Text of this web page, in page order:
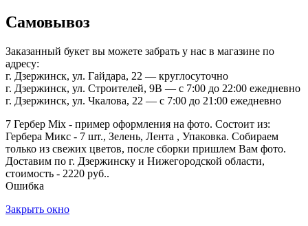
Самовывоз
Заказанный букет вы можете забрать у нас в магазине по
адресу:
г. Дзержинск, ул. Гайдара, 22 — круглосуточно
г. Дзержинск, ул. Строителей, 9В — с 7:00 до 22:00 ежедневно
г. Дзержинск, ул. Чкалова, 22 — с 7:00 до 21:00 ежедневно
7 Гербер Mix - пример оформления на фото. Состоит из:
Гербера Микс - 7 шт., Зелень, Лента , Упаковка. Собираем
только из свежих цветов, после сборки пришлем Вам фото.
Доставим по г. Дзержинску и Нижегородской области,
стоимость - 2220 руб..
Ошибка
Закрыть окно